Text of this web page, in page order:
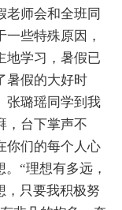
老师会和全班同
些特殊原因，
地学习，暑假已
暑假的大好时
张璐瑶同学到我
，台下掌声不
你们的每个人心
“理想有多远，
，只要我积极努